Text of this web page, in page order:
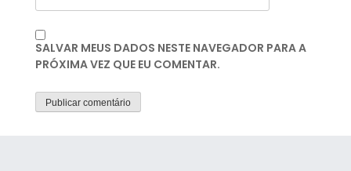
SALVAR MEUS DADOS NESTE NAVEGADOR PARA A
PRÓXIMA VEZ QUE EU COMENTAR.